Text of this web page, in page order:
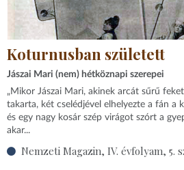
Koturnusban született
Jászai Mari (nem) hétköznapi szerepei
„Mikor Jászai Mari, akinek arcát sűrű
takarta, két cselédjével elhelyezte a fán a
és egy nagy kosár szép virágot szórt a
akar...
Nemzeti Magazin, IV. évfolyam, 5.